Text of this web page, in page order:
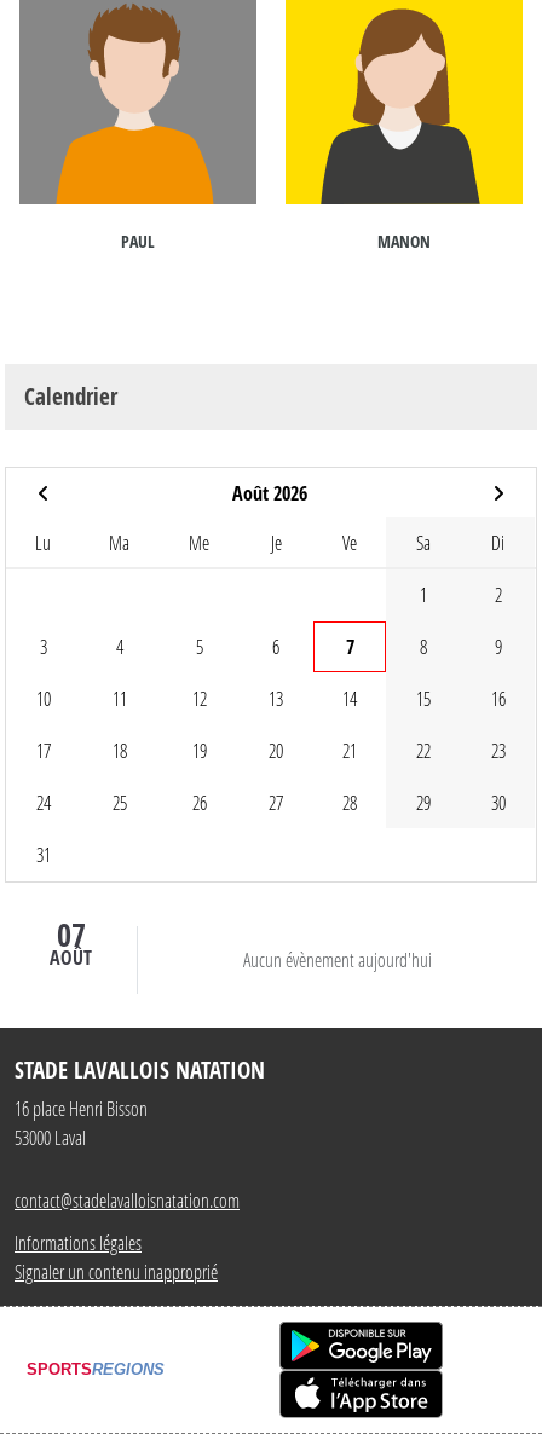
PAUL MANON
Calendrier
Août 2026
Lu Ma Me Je Ve Sa Di
1 2
3 4 5 6 7 8 9
10 11 12 13 14 15 16
17 18 19 20 21 22 23
24 25 26 27 28 29 30
31
07
AOÛT Aucun évènement aujourd'hui
STADE LAVALLOIS NATATION
16 place Henri Bisson
53000Laval
contact@stadelavalloisnatation.com
Informations légales
Signaler un contenu inapproprié
SPORTSREGIONS